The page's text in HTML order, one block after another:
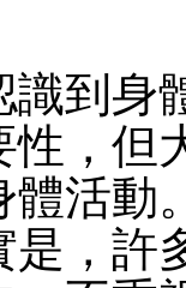
識到身
性，但
體活動
是，許